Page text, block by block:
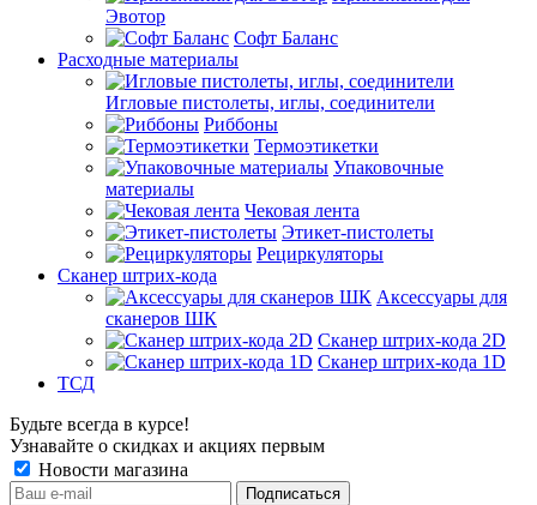
Эвотор
Софт Баланс
Расходные материалы
Игловые пистолеты, иглы, соединители
Риббоны
Термоэтикетки
Упаковочные
материалы
Чековая лента
Этикет-пистолеты
Рециркуляторы
Сканер штрих-кода
Аксессуары для
сканеров ШК
Сканер штрих-кода 2D
Сканер штрих-кода 1D
ТСД
Будьте всегда в курсе!
Узнавайте о скидках и акциях первым
Новости магазина